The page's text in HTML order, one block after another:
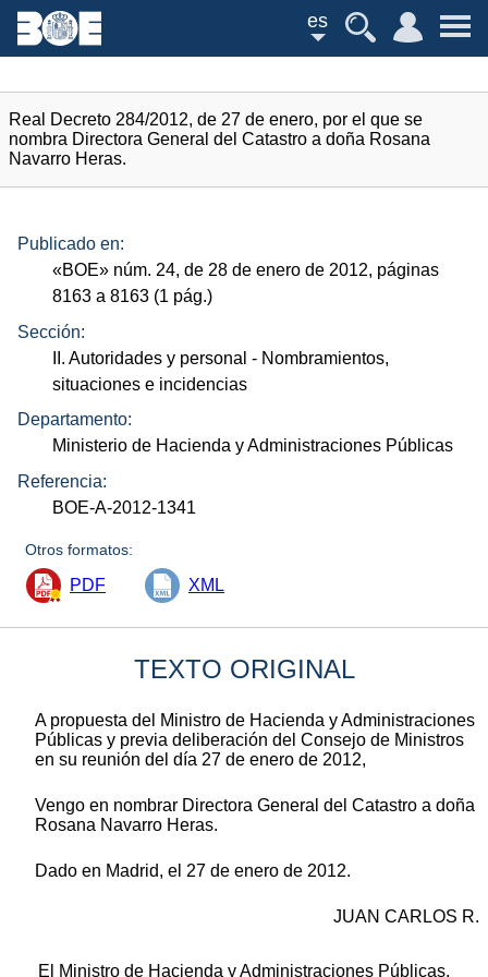
es
Real Decreto 284/2012, de 27 de enero, por el que se
nombra Directora General del Catastro a doña Rosana
Navarro Heras.
Publicado en:
«BOE» núm. 24, de 28 de enero de 2012, páginas
8163 a 8163 (1 pág.)
Sección:
II. Autoridades y personal - Nombramientos,
situaciones e incidencias
Departamento:
Ministerio de Hacienda y Administraciones Públicas
Referencia:
BOE-A-2012-1341
Otros formatos:
PDF XML
TEXTO ORIGINAL
A propuesta del Ministro de Hacienda y Administraciones
Públicas y previa deliberación del Consejo de Ministros
en su reunión del día 27 de enero de 2012,
Vengo en nombrar Directora General del Catastro a doña
Rosana Navarro Heras.
Dado en Madrid, el 27 de enero de 2012.
JUAN CARLOS R.
El Ministro de Hacienda y Administraciones Públicas,